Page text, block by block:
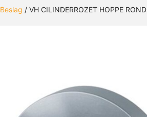
Beslag / VH CILINDERROZET HOPPE